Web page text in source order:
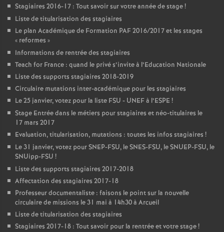
Stagiaires 2016-17 : Tout savoir sur votre année de stage!
Liste de titularisation des stagiaires
Le plan Académique de Formation PAF2016/2017 et les stages
« reformes »
Informations de rentrée des stagiaires
Teach for France : quand le privé s’invite à l’Education Nationale
Liste des supports stagiaires 2018-2019
Circulaire mutations inter-académique pour les stagiaires
Le 25 janvier, votez pour la liste FSU - UNEFà l’ESPE !
Stage Entrée dans le métiers pour stagiaires et néo-titulaires le
17 mars 2017
Evaluation, titularisation, mutations : toutes les infos stagiaires !
Le 31 janvier, votez pourSNEP-FSU, leSNES-FSU, leSNUEP-FSU, le
SNUipp-FSU !
Liste des supports stagiaires 2017-2018
Affectation des stagiaires 2017-18
Professeur documentaliste : faisons le point sur la nouvelle
circulaire de missions le 31 mai à 14h30 à Arcueil
Liste de titularisation des stagiaires
Stagiaires 2017-18 : Tout savoir pour la rentrée et votre stage!